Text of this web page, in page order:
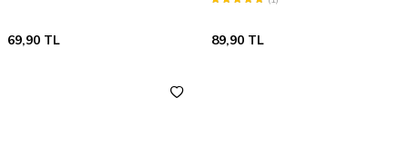
69,90 TL 89,90 TL